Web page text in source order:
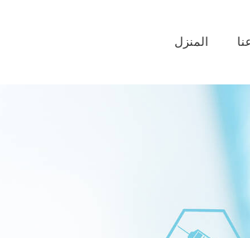
المنزل